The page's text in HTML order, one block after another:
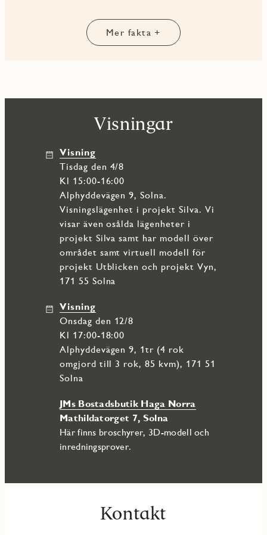
Med ett attraktivt läge nära vatten, natur och stadspuls är
detta ett hem som erbjuder både komfort och kvalitet i ett
Mer fakta +
Visningar
Visning
tisdag den 4/8
Kl 15:00-16:00
Alphyddevägen 9, Solna.
Visningslägenhet i projekt Silva. Vi
visar även osålda lägenheter i
projekt Silva samt har modell över
området samt virtuell modell för
projekt Utblicken och projekt Vyn,
171 55 Solna
Visning
onsdag den 12/8
Kl 17:00-18:00
Alphyddevägen 9, 1tr (4 rok
omgjord till 3 rok, 85 kvm), 171 51
Solna
JMs Bostadsbutik Haga Norra
Mathildatorget 7, Solna
Här finns broschyrer, 3D-modell och
inredningsprover.
Kontakt